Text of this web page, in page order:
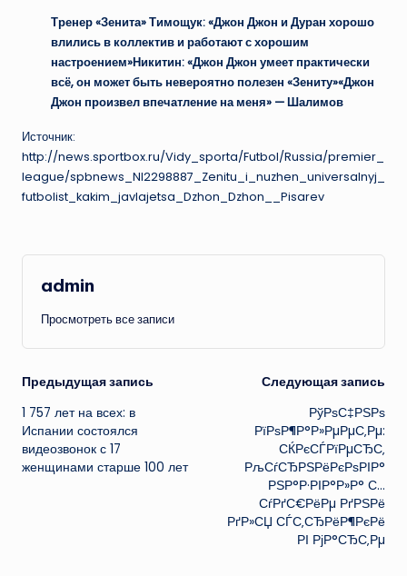
Тренер «Зенита» Тимощук: «Джон Джон и Дуран хорошо
влились в коллектив и работают с хорошим
настроением»Никитин: «Джон Джон умеет практически
всё, он может быть невероятно полезен «Зениту»«Джон
Джон произвел впечатление на меня» — Шалимов
Источник:
http://news.sportbox.ru/Vidy_sporta/Futbol/Russia/premier_
league/spbnews_NI2298887_Zenitu_i_nuzhen_universalnyj_
futbolist_kakim_javlajetsa_Dzhon_Dzhon__Pisarev
admin
Просмотреть все записи
Навигация
записи
Предыдущая запись
1 757 лет на всех: в
Испании состоялся
видеозвонок с 17
женщинами старше 100 лет
Следующая запись
РўРѕС‡РЅРѕ
РїРѕР¶Р°Р»РµРµС‚Рµ:
СЌРєСЃРїРµСЂС‚
РљСѓСЂРЅРёРєРѕРІР°
РЅР°Р·РІР°Р»Р° С…
СѓРґС€РёРµ РґРЅРё
РґР»СЏ СЃС‚СЂРёР¶РєРё
РІ РјР°СЂС‚Рµ